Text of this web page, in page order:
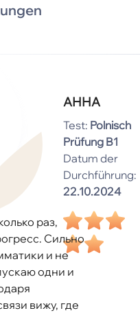
АННА
Test: Polnisch
Prüfung B1
Datum der
Durchführung:
22.10.2024
раз,
Сильно
и не
одни и
вижу, где